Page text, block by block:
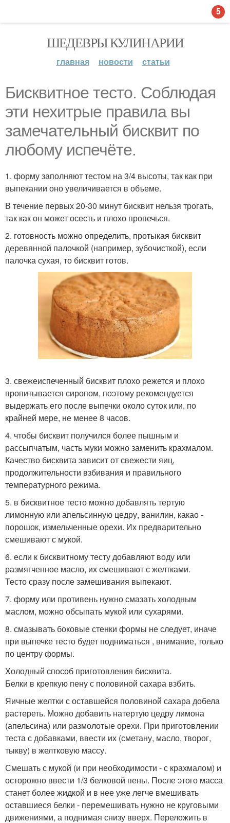
ШЕДЕВРЫ КУЛИНАРИИ
главная новости статьи
Бисквитное тесто. Соблюдая
эти нехитрые правила вы
замечательный бисквит по
любому испечёте.
1. форму заполняют тестом на 3/4 высоты, так как при
выпекании оно увеличивается в объеме.
В течение первых 20-30 минут бисквит нельзя трогать,
так как он может осесть и плохо пропечься.
2. готовность можно определить, протыкая бисквит
деревянной палочкой (например, зубочисткой), если
палочка сухая, то бисквит готов.
3. свежеиспеченный бисквит плохо режется и плохо
пропитывается сиропом, поэтому рекомендуется
выдержать его после выпечки около суток или, по
крайней мере, не менее 8 часов.
4. чтобы бисквит получился более пышным и
рассыпчатым, часть муки можно заменить крахмалом.
Качество бисквита зависит от свежести яиц,
продолжительности взбивания и правильного
температурного режима.
5. в бисквитное тесто можно добавлять тертую
лимонную или апельсинную цедру, ванилин, какао -
порошок, измельченные орехи. Их предварительно
смешивают с мукой.
6. если к бисквитному тесту добавляют воду или
размягченное масло, их смешивают с желтками.
Тесто сразу после замешивания выпекают.
7. форму или противень нужно смазать холодным
маслом, можно обсыпать мукой или сухарями.
8. смазывать боковые стенки формы не следует, иначе
при выпечке тесто будет подниматься , внимание, только
по центру формы.
Холодный способ приготовления бисквита.
Белки в крепкую пену с половиной сахара взбить.
Яичные желтки с оставшейся половиной сахара добела
растереть. Можно добавить натертую цедру лимона
(апельсина) или размолотые орехи. При приготовлении
теста с добавками, ввести их (сметану, масло, творог,
тыкву) в желтковую массу.
Смешать с мукой (и при необходимости - с крахмалом) и
осторожно ввести 1/3 белковой пены. После этого масса
станет более жидкой и в нее уже легче вмешивать
оставшиеся белки - перемешивать нужно не круговыми
движениями, а поднимая снизу вверх. Переложить в
5